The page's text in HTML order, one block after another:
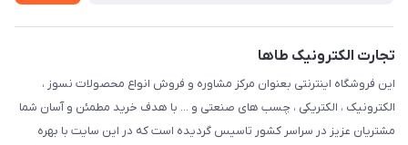
تجارت الکترونیک طاها
این فروشگاه اینترنتی بعنوان مرکز مشاوره و فروش انواع محصولات نسوز ،
الکترونیک ، الکتریکی ، چسب های صنعتی و ... با هدف خرید مطمئن و آسان شما
مشتریان عزیز در سراسر کشور تاسیس گردیده است که در این سایت با بهره